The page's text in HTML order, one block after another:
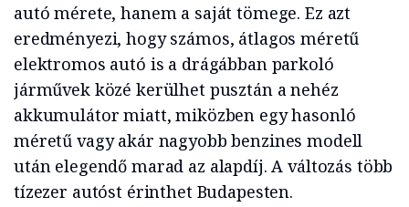
autó mérete, hanem a saját tömege. Ez azt
eredményezi, hogy számos, átlagos méretű
elektromos autó is a drágábban parkoló
járművek közé kerülhet pusztán a nehéz
akkumulátor miatt, miközben egy hasonló
méretű vagy akár nagyobb benzines modell
után elegendő marad az alapdíj. A változás több
tízezer autóst érinthet Budapesten.